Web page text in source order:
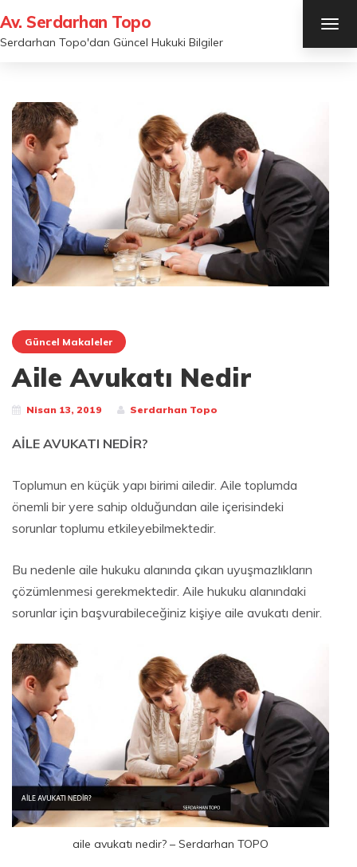
Av. Serdarhan Topo
Serdarhan Topo'dan Güncel Hukuki Bilgiler
Güncel Makaleler
Aile Avukatı Nedir
Nisan 13, 2019 Serdarhan Topo
AİLE AVUKATI NEDİR?
Toplumun en küçük yapı birimi ailedir. Aile toplumda
önemli bir yere sahip olduğundan aile içerisindeki
sorunlar toplumu etkileyebilmektedir.
Bu nedenle aile hukuku alanında çıkan uyuşmazlıkların
çözümlenmesi gerekmektedir. Aile hukuku alanındaki
sorunlar için başvurabileceğiniz kişiye aile avukatı denir.
aile avukatı nedir? – Serdarhan TOPO